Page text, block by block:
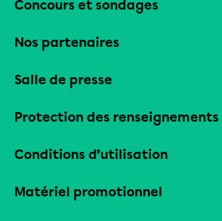
Concours et sondages
Nos partenaires
Salle de presse
Protection des renseignements
Conditions d’utilisation
Matériel promotionnel